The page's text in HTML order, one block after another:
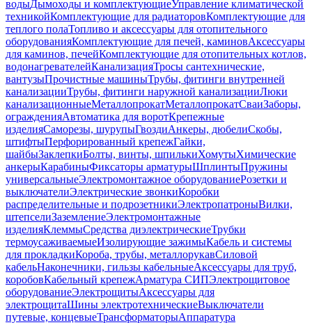
водыДымоходы и комплектующиеУправление климатической
техникойКомплектующие для радиаторовКомплектующие для
теплого полаТопливо и аксессуары для отопительного
оборудованияКомплектующие для печей, каминовАксессуары
для каминов, печейКомплектующие для отопительных котлов,
водонагревателейКанализацияТросы сантехнические,
вантузыПрочистные машиныТрубы, фитинги внутренней
канализацииТрубы, фитинги наружной канализацииЛюки
канализационныеМеталлопрокатМеталлопрокатСваиЗаборы,
огражденияАвтоматика для воротКрепежные
изделияСаморезы, шурупыГвоздиАнкеры, дюбелиСкобы,
штифтыПерфорированный крепежГайки,
шайбыЗаклепкиБолты, винты, шпилькиХомутыХимические
анкерыКарабиныФиксаторы арматурыШплинтыПружины
универсальныеЭлектромонтажное оборудованиеРозетки и
выключателиЭлектрические звонкиКоробки
распределительные и подрозетникиЭлектропатроныВилки,
штепселиЗаземлениеЭлектромонтажные
изделияКлеммыСредства диэлектрическиеТрубки
термоусаживаемыеИзолирующие зажимыКабель и системы
для прокладкиКороба, трубы, металлорукавСиловой
кабельНаконечники, гильзы кабельныеАксессуары для труб,
коробовКабельный крепежАрматура СИПЭлектрощитовое
оборудованиеЭлектрощитыАксессуары для
электрощитаШины электротехническиеВыключатели
путевые, концевыеТрансформаторыАппаратура